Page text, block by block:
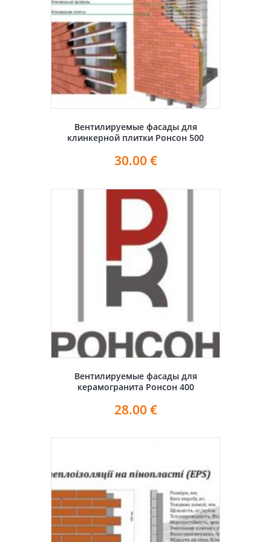
Вентилируемые фасады для
клинкерной плитки Ронсон 500
30.00 €
Вентилируемые фасады для
керамогранита Ронсон 400
28.00 €